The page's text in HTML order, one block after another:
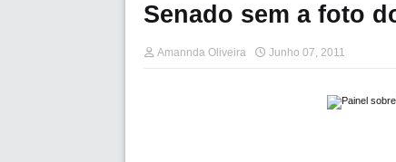
Senado sem a foto
Amannda Oliveira Junho 07, 2011